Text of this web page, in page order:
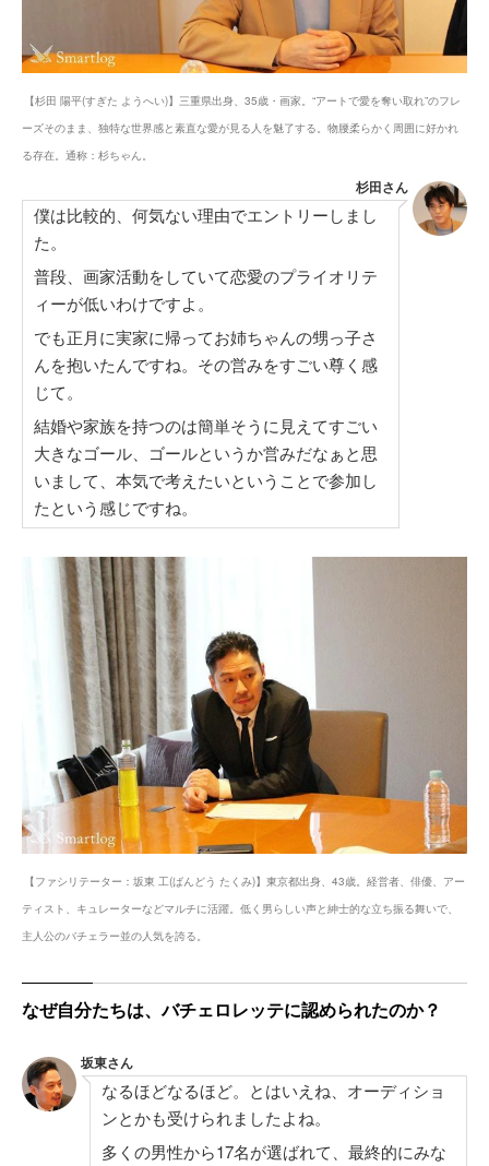
【杉田 陽平(すぎた ようへい)】三重県出身、35歳・画家。“アートで愛を奪い取れ”のフレ
ーズそのまま、独特な世界感と素直な愛が見る人を魅了する。物腰柔らかく周囲に好かれ
る存在。通称：杉ちゃん。
杉田さん
僕は比較的、何気ない理由でエントリーしまし
た。
普段、画家活動をしていて恋愛のプライオリテ
ィーが低いわけですよ。
でも正月に実家に帰ってお姉ちゃんの甥っ子さ
んを抱いたんですね。その営みをすごい尊く感
じて。
結婚や家族を持つのは簡単そうに見えてすごい
大きなゴール、ゴールというか営みだなぁと思
いまして、本気で考えたいということで参加し
たという感じですね。
【ファシリテーター：坂東 工(ばんどう たくみ)】東京都出身、43歳。経営者、俳優、アー
ティスト、キュレーターなどマルチに活躍。低く男らしい声と紳士的な立ち振る舞いで、
主人公のバチェラー並の人気を誇る。
なぜ自分たちは、バチェロレッテに認められたのか？
坂東さん
なるほどなるほど。とはいえね、オーディショ
ンとかも受けられましたよね。
多くの男性から17名が選ばれて、最終的にみな